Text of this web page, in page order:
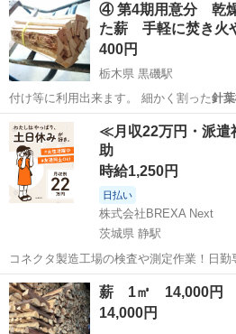
④ 第4期用意分 乾燥済み 薪 小束にし
た薪 手軽に焚き火
400円
栃木県 黒磯駅
付け等に利用出来ます。 細かく割った針
もの★ キャ…
栃木 那須郡 黒磯駅 その他
≪月収22万円・派遣
助
時給1,250円
日払い
株式会社BREXA Next
茨城県 静駅
コネクタ製造工場の検査や測定作業！日
日128日★クリーンルーム内作業★マイカ
★就業先食堂利用可！日払い制度あり！《茨城
工場のお仕事 ◇コネクタ製造工...
茨城 常陸大宮市 その他
薪 1㎥ 14,000円
14,000円